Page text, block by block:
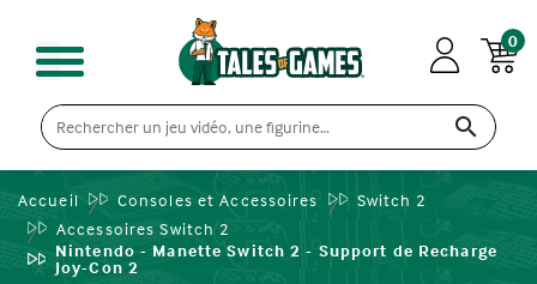

0
Accueil Consoles et Accessoires
Switch 2
Accessoires Switch 2
Nintendo - Manette Switch 2 - Support de Recharge
Joy-Con 2